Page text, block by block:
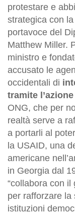
protestare e
strategica con
portavoce del
Matthew Miller.
ministro e
accusato le
occidentali di
tramite
ONG, che per
realtà serve a
a portarli al
la USAID, una
americane
in Georgia dal
“collabora con
per rafforzare la
istituzioni